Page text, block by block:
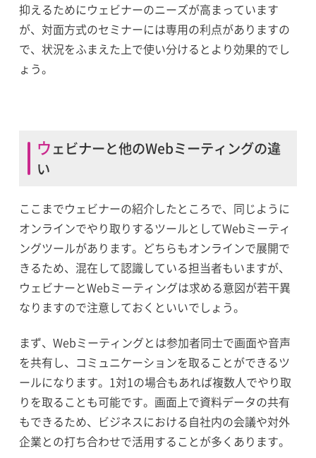
抑えるためにウェビナーのニーズが高まっています
が、対面方式のセミナーには専用の利点がありますの
で、状況をふまえた上で使い分けるとより効果的でし
ょう。
ウェビナーと他のWebミーティングの違
い
ここまでウェビナーの紹介したところで、同じように
オンラインでやり取りするツールとしてWebミーティ
ングツールがあります。どちらもオンラインで展開で
きるため、混在して認識している担当者もいますが、
ウェビナーとWebミーティングは求める意図が若干異
なりますので注意しておくといいでしょう。
まず、Webミーティングとは参加者同士で画面や音声
を共有し、コミュニケーションを取ることができるツ
ールになります。1対1の場合もあれば複数人でやり取
りを取ることも可能です。画面上で資料データの共有
もできるため、ビジネスにおける自社内の会議や対外
企業との打ち合わせで活用することが多くあります。